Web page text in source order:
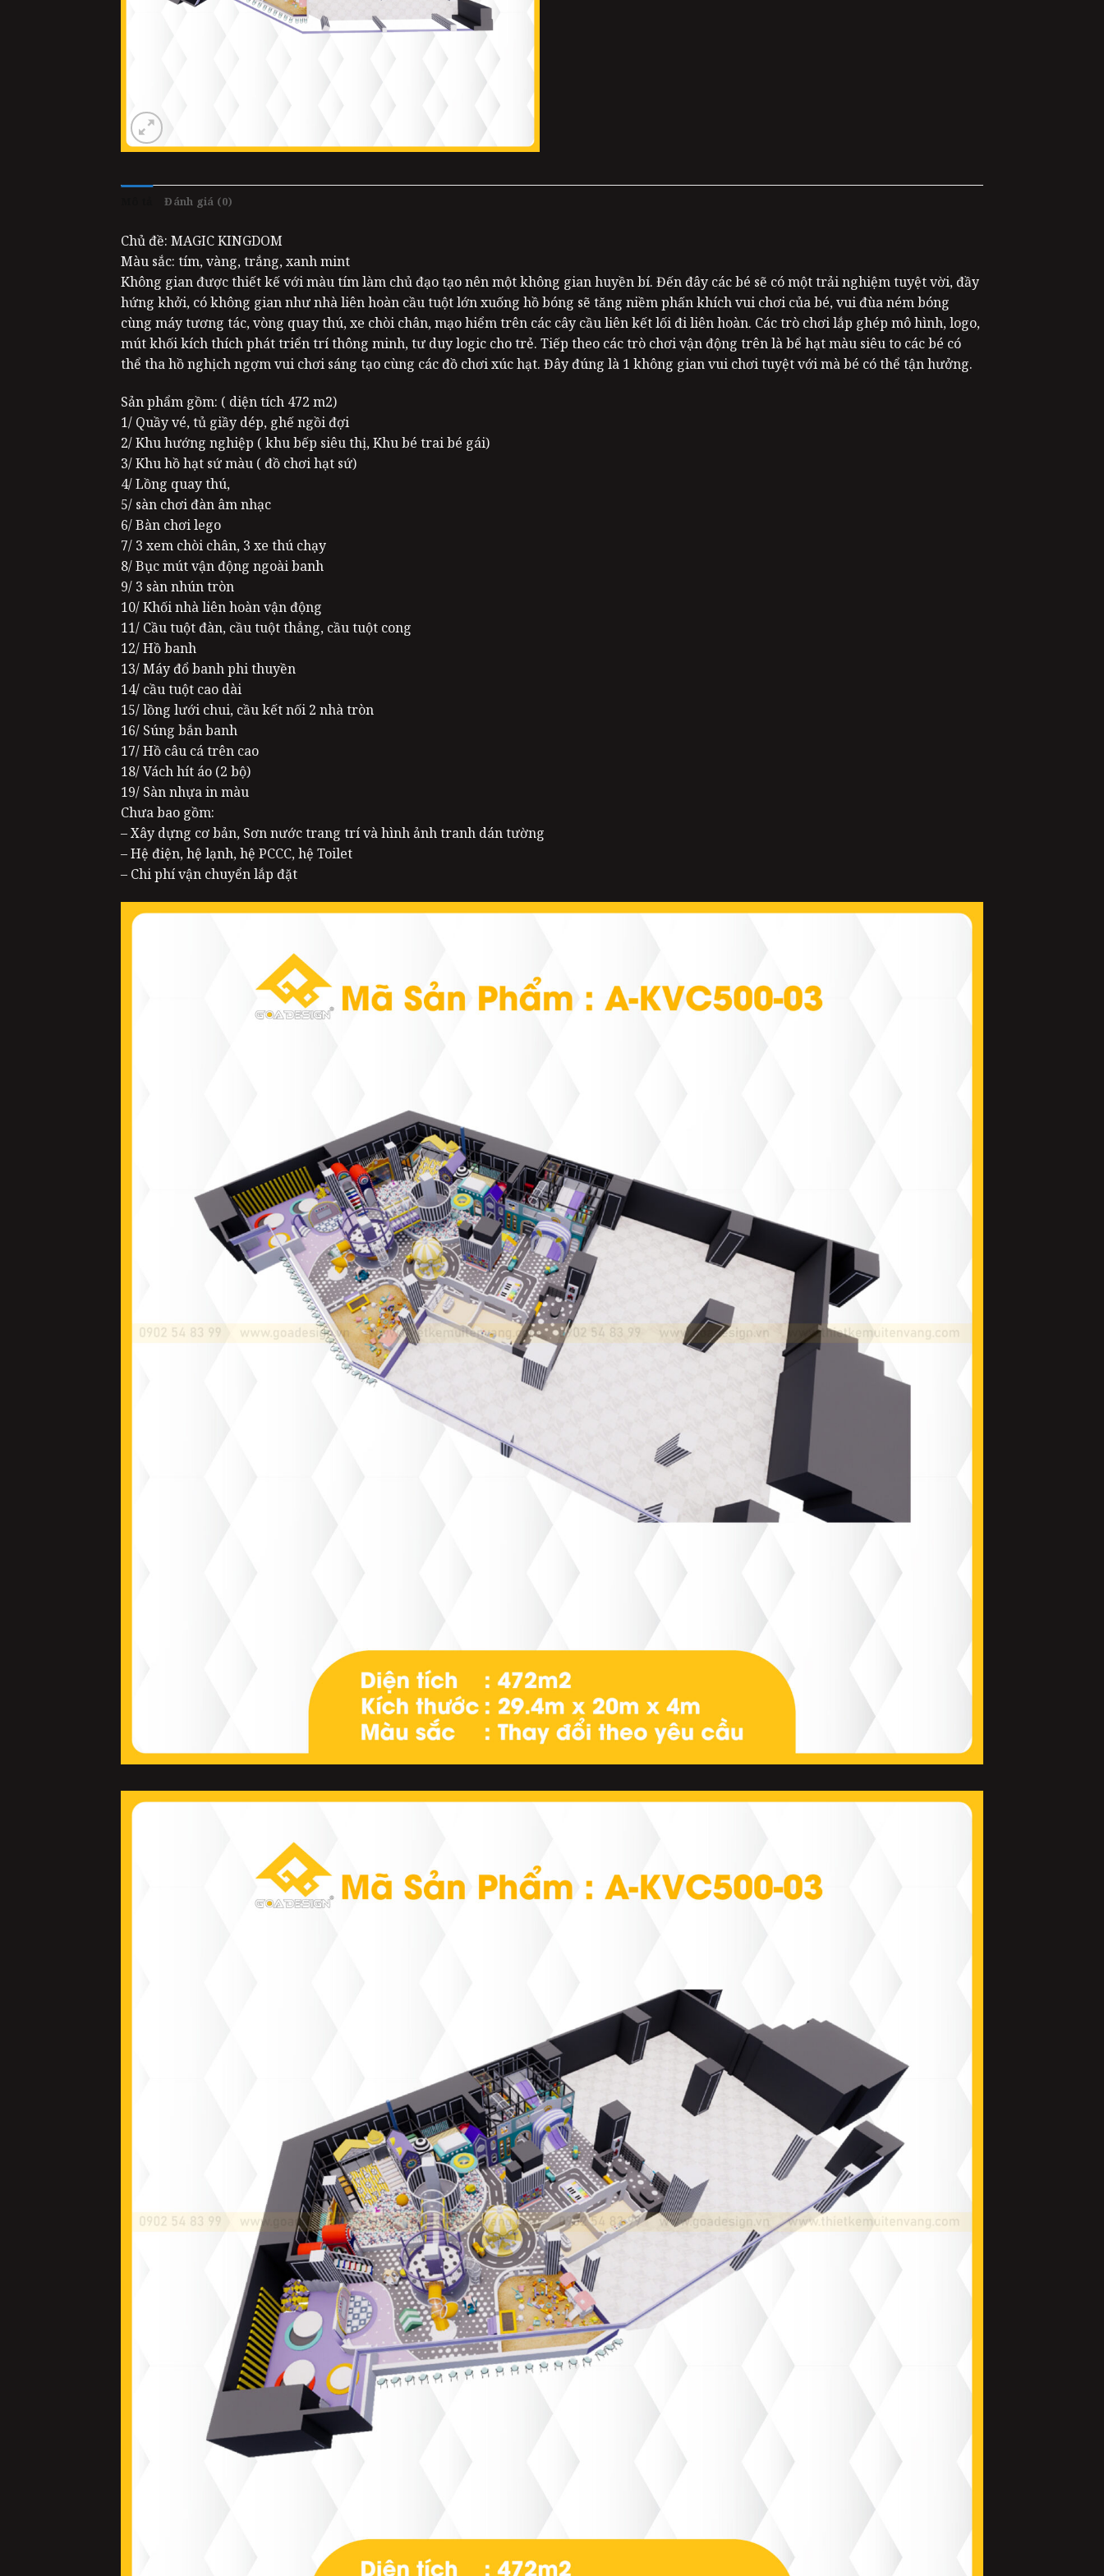
Đánh giá (0)
Chủ đề: MAGIC KINGDOM
Màu sắc: tím, vàng, trắng, xanh mint
Không gian được thiết kế với màu tím làm chủ đạo tạo nên một không gian huyền bí. Đến đây các bé sẽ có một trải nghiệm tuyệt vời, đầy
hứng khởi, có không gian như nhà liên hoàn cầu tuột lớn xuống hồ bóng sẽ tăng niềm phấn khích vui chơi của bé, vui đùa ném bóng
cùng máy tương tác, vòng quay thú, xe chòi chân, mạo hiểm trên các cây cầu liên kết lối đi liên hoàn. Các trò chơi lắp ghép mô hình, logo,
mút khối kích thích phát triển trí thông minh, tư duy logic cho trẻ. Tiếp theo các trò chơi vận động trên là bể hạt màu siêu to các bé có
thể tha hồ nghịch ngợm vui chơi sáng tạo cùng các đồ chơi xúc hạt. Đây đúng là 1 không gian vui chơi tuyệt với mà bé có thể tận hưởng.
Sản phẩm gồm: ( diện tích 472 m2)
1/ Quầy vé, tủ giầy dép, ghế ngồi đợi
2/ Khu hướng nghiệp ( khu bếp siêu thị, Khu bé trai bé gái)
3/ Khu hồ hạt sứ màu ( đồ chơi hạt sứ)
4/ Lồng quay thú,
5/ sàn chơi đàn âm nhạc
6/ Bàn chơi lego
7/ 3 xem chòi chân, 3 xe thú chạy
8/ Bục mút vận động ngoài banh
9/ 3 sàn nhún tròn
10/ Khối nhà liên hoàn vận động
11/ Cầu tuột đàn, cầu tuột thẳng, cầu tuột cong
12/ Hồ banh
13/ Máy đổ banh phi thuyền
14/ cầu tuột cao dài
15/ lồng lưới chui, cầu kết nối 2 nhà tròn
16/ Súng bắn banh
17/ Hồ câu cá trên cao
18/ Vách hít áo (2 bộ)
19/ Sàn nhựa in màu
Chưa bao gồm:
– Xây dựng cơ bản, Sơn nước trang trí và hình ảnh tranh dán tường
– Hệ điện, hệ lạnh, hệ PCCC, hệ Toilet
– Chi phí vận chuyển lắp đặt